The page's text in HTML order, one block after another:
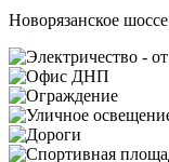
Новорязанское шоссе